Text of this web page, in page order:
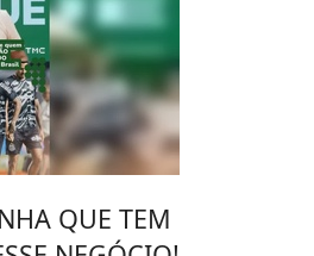
QUE TEM